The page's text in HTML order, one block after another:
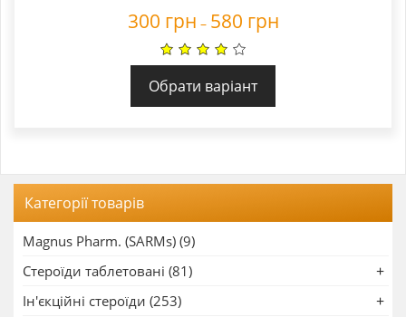
300 грн – 580 грн
Обрати варіант
Категорії товарів
Magnus Pharm. (SARMs) (9)
Стероїди таблетовані (81)
Ін'єкційні стероїди (253)